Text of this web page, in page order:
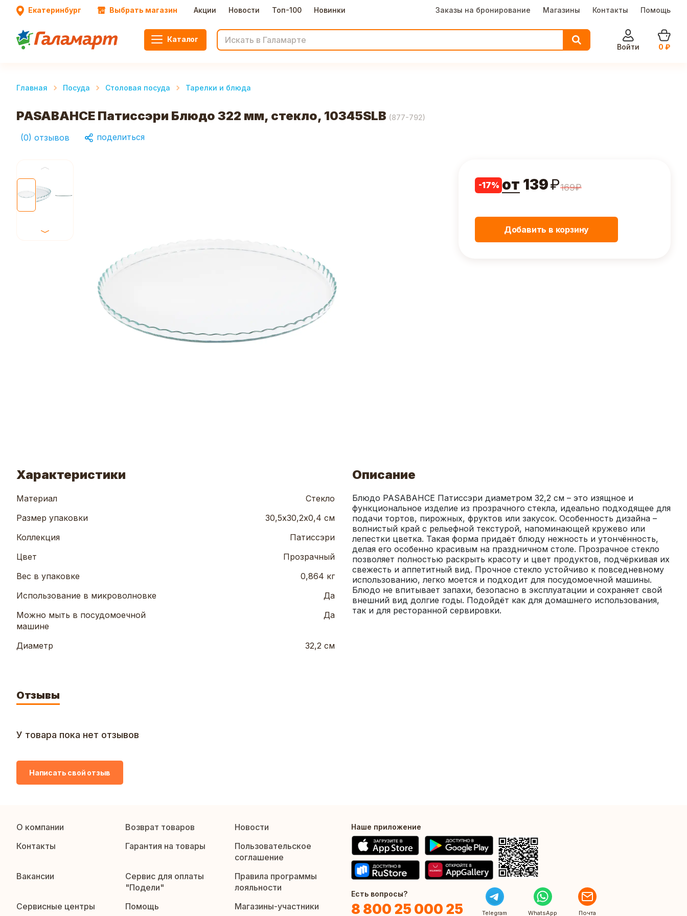
Екатеринбург Выбрать магазин Акции Новости Топ-100 Новинки Заказы на бронирование Магазины Контакты Помощь
Каталог
Войти
0 ₽
Главная Посуда Столовая посуда Тарелки и блюда
PASABAHCE Патиссэри Блюдо 322 мм, стекло, 10345SLB (877-792)
(0) отзывов поделиться
-17% от 139₽169₽
Добавить в корзину
Характеристики
Материал
Стекло
Размер упаковки
30,5х30,2х0,4 см
Коллекция
Патиссэри
Цвет
Прозрачный
Вес в упаковке
0,864 кг
Использование в микроволновке
Да
Можно мыть в посудомоечной
машине
Да
Диаметр 32,2 см
Описание
Блюдо PASABAHCE Патиссэри диаметром 32,2 см – это изящное и
функциональное изделие из прозрачного стекла, идеально подходящее для
подачи тортов, пирожных, фруктов или закусок. Особенность дизайна –
волнистый край с рельефной текстурой, напоминающей кружево или
лепестки цветка. Такая форма придаёт блюду нежность и утончённость,
делая его особенно красивым на праздничном столе. Прозрачное стекло
позволяет полностью раскрыть красоту и цвет продуктов, подчёркивая их
свежесть и аппетитный вид. Прочное стекло устойчиво к повседневному
использованию, легко моется и подходит для посудомоечной машины.
Блюдо не впитывает запахи, безопасно в эксплуатации и сохраняет свой
внешний вид долгие годы. Подойдёт как для домашнего использования,
так и для ресторанной сервировки.
Отзывы
У товара пока нет отзывов
Написать свой отзыв
О компании Возврат товаров
Новости
Контакты
Гарантия на товары
Пользовательское
соглашение
Вакансии
Сервис для оплаты
"Подели"
Правила программы
лояльности
Сервисные центры
Помощь
Магазины-участники
Наше приложение
Есть вопросы?
8 800 25 000 25 Telegram WhatsApp Почта